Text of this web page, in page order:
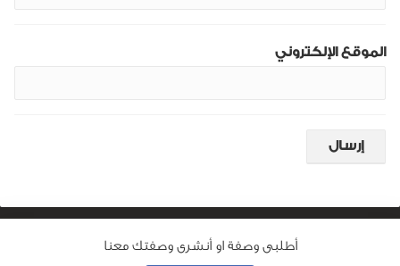
أطلبى وصفة او أنشرى وصفتك معنا
الموقع الإلكتروني